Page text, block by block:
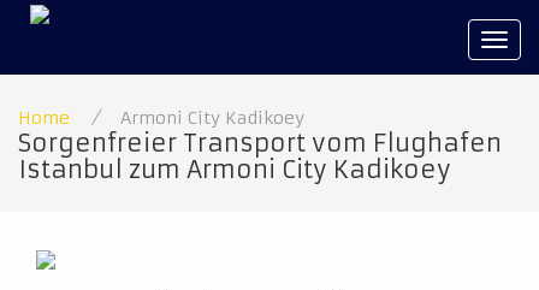
Home / Armoni City Kadikoey
Sorgenfreier Transport vom Flughafen
Istanbul zum Armoni City Kadikoey